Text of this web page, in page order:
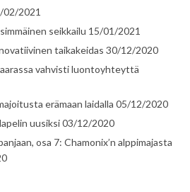
02/2021
seikkailu 15/01/2021
taikakeidas 30/12/2020
vahvisti luontoyhteyttä
erämaan laidalla 05/12/2020
uusiksi03/12/2020
osa 7: Chamonix’n alppimajasta